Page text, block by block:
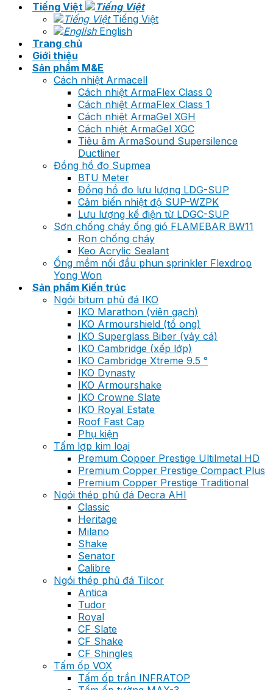
Tiếng Việt
Tiếng Việt
English
Trang chủ
Giới thiệu
Sản phẩm M&E
Cách nhiệt Armacell
Cách nhiệt ArmaFlex Class 0
Cách nhiệt ArmaFlex Class 1
Cách nhiệt ArmaGel XGH
Cách nhiệt ArmaGel XGC
Tiêu âm ArmaSound Supersilence
Ductliner
Đồng hồ đo Supmea
BTU Meter
Đồng hồ đo lưu lượng LDG-SUP
Cảm biến nhiệt độ SUP-WZPK
Lưu lượng kế điện từ LDGC-SUP
Sơn chống cháy ống gió FLAMEBAR BW11
Ron chống cháy
Keo Acrylic Sealant
Ống mềm nối đầu phun sprinkler Flexdrop
Yong Won
Sản phẩm Kiến trúc
Ngói bitum phủ đá IKO
IKO Marathon (viên gạch)
IKO Armourshield (tổ ong)
IKO Superglass Biber (vảy cá)
IKO Cambridge (xếp lớp)
IKO Cambridge Xtreme 9.5 °
IKO Dynasty
IKO Armourshake
IKO Crowne Slate
IKO Royal Estate
Roof Fast Cap
Phụ kiện
Tấm lợp kim loại
Premum Copper Prestige Ultilmetal HD
Premium Copper Prestige Compact Plus
Premium Copper Prestige Traditional
Ngói thép phủ đá Decra AHI
Classic
Heritage
Milano
Shake
Senator
Calibre
Ngói thép phủ đá Tilcor
Antica
Tudor
Royal
CF Slate
CF Shake
CF Shingles
Tấm ốp VOX
Tấm ốp trần INFRATOP